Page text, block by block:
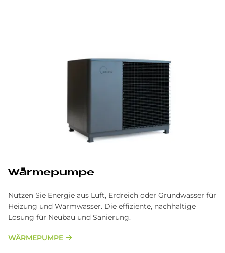
Wär­me­pum­pe
Nutzen Sie Energie aus Luft, Erdreich oder Grundwasser für
Heizung und Warmwasser. Die effiziente, nachhaltige
Lösung für Neubau und Sanierung.
WÄRMEPUMPE